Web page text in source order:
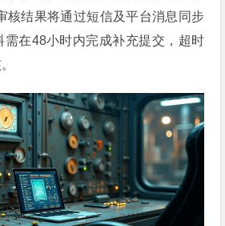
核结果将通过短信及平台消息同步
需在48小时内完成补充提交，超时